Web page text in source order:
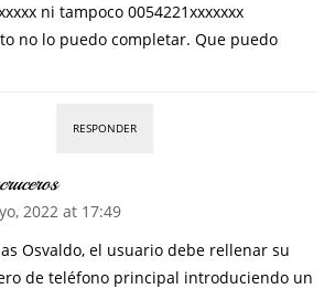
ni tampoco 0054221xxxxxxx
no lo puedo completar. Que puedo
RESPONDER
2022 at 17:49
Osvaldo, el usuario debe rellenar su
de teléfono principal introduciendo un